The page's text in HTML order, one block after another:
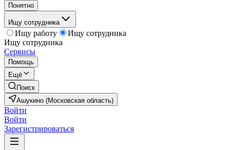
Понятно
Ищу сотрудника
Ищу работу
Ищу сотрудника
Ищу сотрудника
Сервисы
Помощь
Ещё
Поиск
Ашукино (Московская область)
Войти
Войти
Зарегистрироваться